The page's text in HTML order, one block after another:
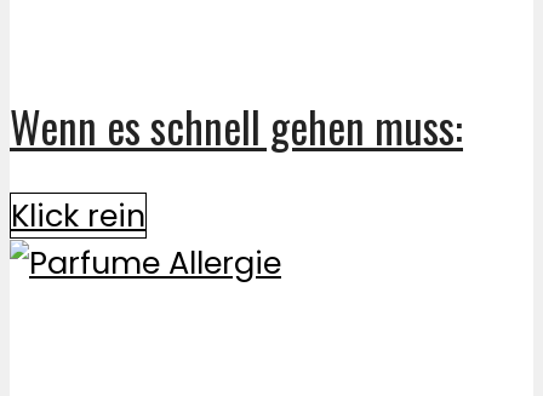
Wenn es schnell gehen muss:
Klick rein